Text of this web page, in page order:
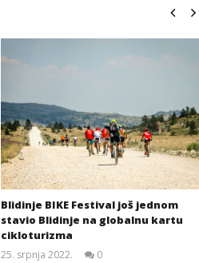
Blidinje BIKE Festival još jednom
stavio Blidinje na globalnu kartu
cikloturizma
25. srpnja 2022.
0